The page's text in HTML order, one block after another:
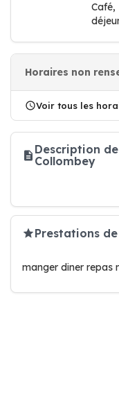
Café,
Horaires non
Voir tous les
Description
Collombey
Prestations
manger diner repas